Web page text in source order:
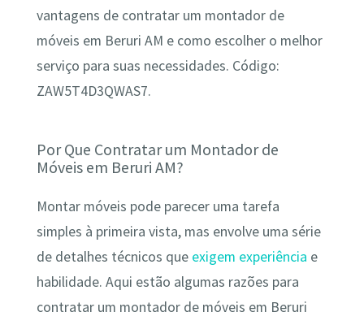
vantagens de contratar um montador de
móveis em Beruri AM e como escolher o melhor
serviço para suas necessidades. Código:
ZAW5T4D3QWAS7.
Por Que Contratar um Montador de
Móveis em Beruri AM?
Montar móveis pode parecer uma tarefa
simples à primeira vista, mas envolve uma série
de detalhes técnicos que exigem experiência e
habilidade. Aqui estão algumas razões para
contratar um montador de móveis em Beruri